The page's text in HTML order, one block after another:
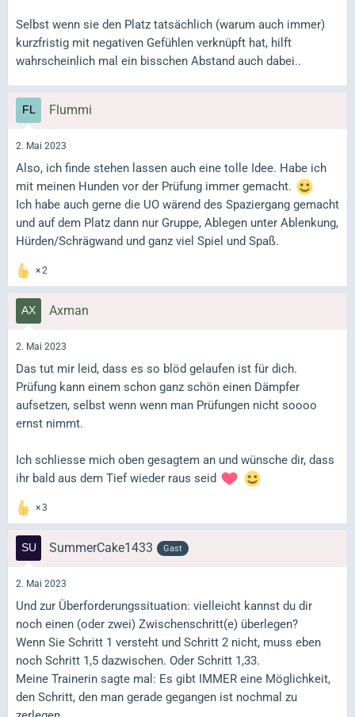
Selbst wenn sie den Platz tatsächlich (warum auch immer)
kurzfristig mit negativen Gefühlen verknüpft hat, hilft
wahrscheinlich mal ein bisschen Abstand auch dabei..
Flummi
2. Mai 2023
Also, ich finde stehen lassen auch eine tolle Idee. Habe ich
mit meinen Hunden vor der Prüfung immer gemacht.
Ich habe auch gerne die UO wärend des Spaziergang gemacht
und auf dem Platz dann nur Gruppe, Ablegen unter Ablenkung,
Hürden/Schrägwand und ganz viel Spiel und Spaß.
2
Axman
2. Mai 2023
Das tut mir leid, dass es so blöd gelaufen ist für dich.
Prüfung kann einem schon ganz schön einen Dämpfer
aufsetzen, selbst wenn wenn man Prüfungen nicht soooo
ernst nimmt.
Ich schliesse mich oben gesagtem an und wünsche dir, dass
ihr bald aus dem Tief wieder raus seid
3
SummerCake1433 Gast
2. Mai 2023
Und zur Überforderungssituation: vielleicht kannst du dir
noch einen (oder zwei) Zwischenschritt(e) überlegen?
Wenn Sie Schritt 1 versteht und Schritt 2 nicht, muss eben
noch Schritt 1,5 dazwischen. Oder Schritt 1,33.
Meine Trainerin sagte mal: Es gibt IMMER eine Möglichkeit,
den Schritt, den man gerade gegangen ist nochmal zu